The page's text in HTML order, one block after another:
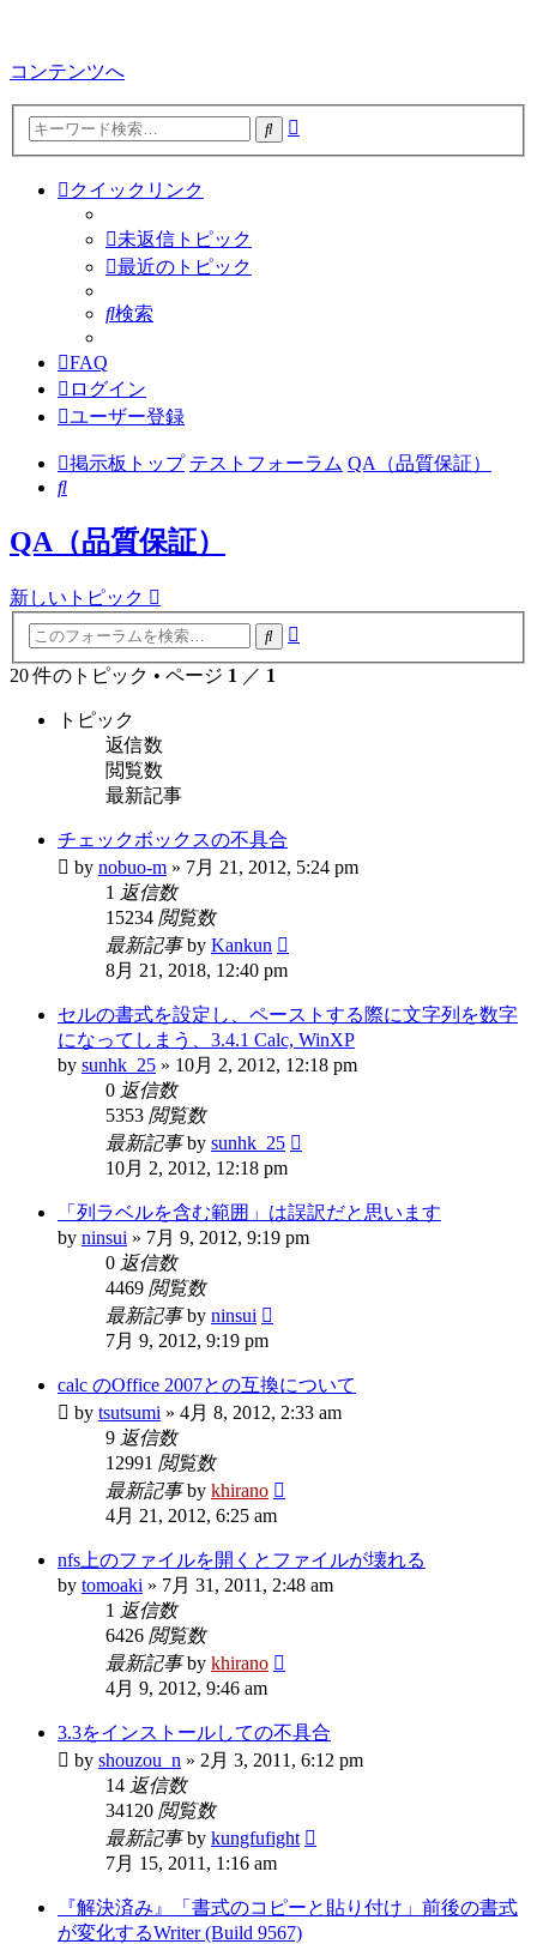
コンテンツへ
検
クイックリンク
未返信トピック
最近のトピック
検索
FAQ
ログイン
ユーザー登録
掲示板トップ テストフォーラム QA（品質保証）
検
QA（品質保証）
新しいトピック
検
索
20 件のトピック • ページ 1 ／ 1
トピック
返信数
閲覧数
最新記事
チェックボックスの不具合
by nobuo-m » 7月 21, 2012, 5:24 pm
1 返信数
15234 閲覧数
最新記事by Kankun
8月 21, 2018, 12:40 pm
セルの書式を設定し、ペーストする際に文字列を数字
になってしまう、3.4.1 Calc, WinXP
by sunhk_25 » 10月 2, 2012, 12:18 pm
0 返信数
5353 閲覧数
最新記事by sunhk_25
10月 2, 2012, 12:18 pm
「列ラベルを含む範囲」は誤訳だと思います
by ninsui » 7月 9, 2012, 9:19 pm
0 返信数
4469 閲覧数
最新記事by ninsui
7月 9, 2012, 9:19 pm
calc のOffice 2007との互換について
by tsutsumi » 4月 8, 2012, 2:33 am
9 返信数
12991 閲覧数
最新記事by khirano
4月 21, 2012, 6:25 am
nfs上のファイルを開くとファイルが壊れる
by tomoaki » 7月 31, 2011, 2:48 am
1 返信数
6426 閲覧数
最新記事by khirano
4月 9, 2012, 9:46 am
3.3をインストールしての不具合
by shouzou_n » 2月 3, 2011, 6:12 pm
14 返信数
34120 閲覧数
最新記事by kungfufight
7月 15, 2011, 1:16 am
『解決済み』「書式のコピーと貼り付け」前後の書式
が変化するWriter (Build 9567)